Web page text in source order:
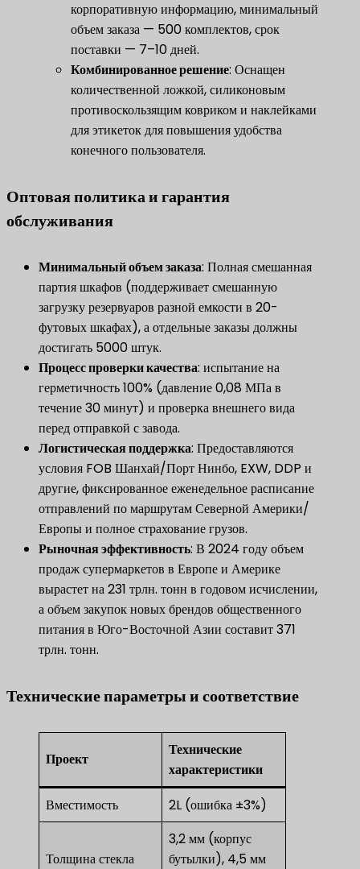
корпоративную информацию, минимальный
объем заказа — 500 комплектов, срок
поставки — 7–10 дней.
​Комбинированное решение​​: Оснащен
количественной ложкой, силиконовым
противоскользящим ковриком и наклейками
для этикеток для повышения удобства
конечного пользователя.
​Оптовая политика и гарантия
обслуживания​
Минимальный объем заказа​: Полная смешанная
партия шкафов (поддерживает смешанную
загрузку резервуаров разной емкости в 20-
футовых шкафах), а отдельные заказы должны
достигать 5000 штук.
​Процесс проверки качества​​: испытание на
герметичность 100% (давление 0,08 МПа в
течение 30 минут) и проверка внешнего вида
перед отправкой с завода.
​Логистическая поддержка​​: Предоставляются
условия FOB Шанхай/Порт Нинбо, EXW, DDP и
другие, фиксированное еженедельное расписание
отправлений по маршрутам Северной Америки/
Европы и полное страхование грузов.
​Рыночная эффективность​​: В 2024 году объем
продаж супермаркетов в Европе и Америке
вырастет на 231 трлн. тонн в годовом исчислении,
а объем закупок новых брендов общественного
питания в Юго-Восточной Азии составит 371
трлн. тонн.
Технические параметры и соответствие
Проект
Технические
характеристики
Вместимость
2L (ошибка ±3%)
Толщина стекла
3,2 мм (корпус
бутылки), 4,5 мм